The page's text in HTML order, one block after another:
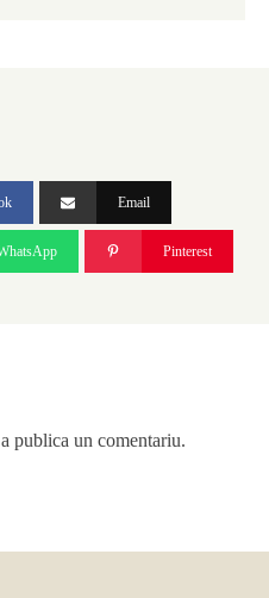
Email
Pinterest
publica un comentariu.